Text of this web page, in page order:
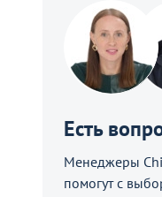
Есть
Менеджеры
помогут с